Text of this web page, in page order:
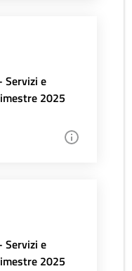
Servizi e
2025
Servizi e
2025